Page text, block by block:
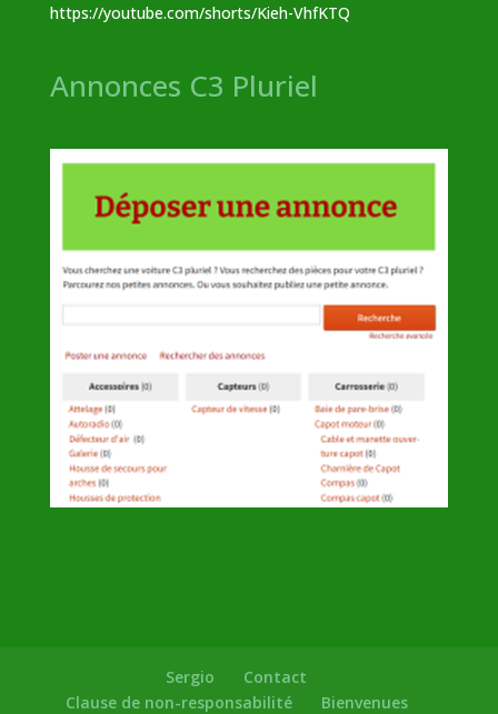
https://youtube.com/shorts/Kieh-VhfKTQ
Annonces C3 Pluriel
Sergio
Contact
Clause de non-responsabilité
Bienvenues